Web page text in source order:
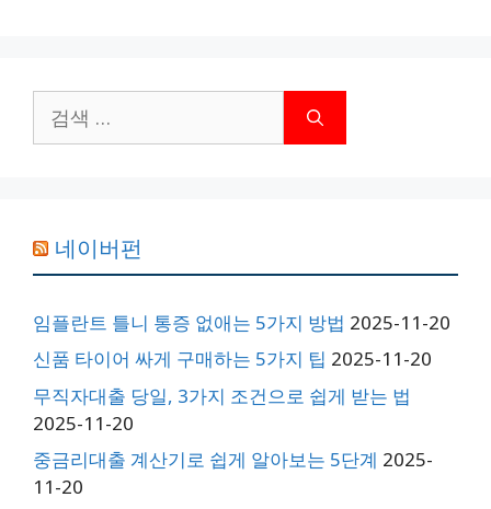
색:
네이버펀
임플란트 틀니 통증 없애는 5가지 방법 2025-11-20
신품 타이어 싸게 구매하는 5가지 팁 2025-11-20
무직자대출 당일, 3가지 조건으로 쉽게 받는 법
2025-11-20
중금리대출 계산기로 쉽게 알아보는 5단계 2025-
11-20